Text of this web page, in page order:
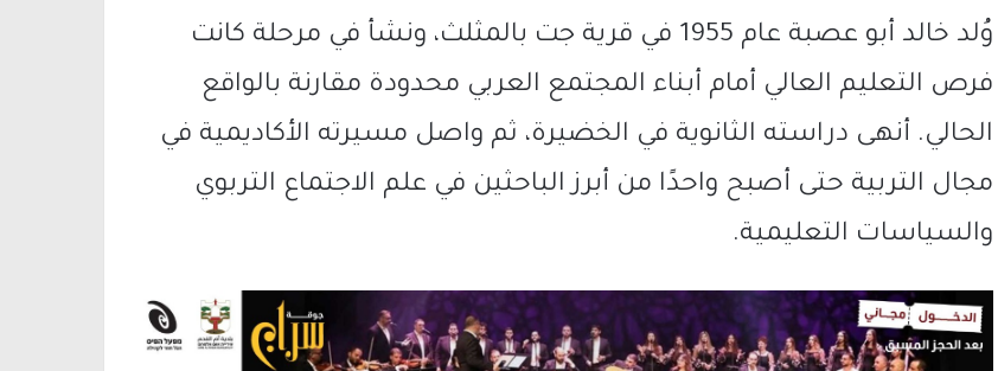
وُلد خالد أبو عصبة عام 1955 في قرية جت بالمثلث، ونشأ في مرحلة كانت
فرص التعليم العالي أمام أبناء المجتمع العربي محدودة مقارنة بالواقع
الحالي. أنهى دراسته الثانوية في الخضيرة، ثم واصل مسيرته الأكاديمية في
مجال التربية حتى أصبح واحدًا من أبرز الباحثين في علم الاجتماع التربوي
والسياسات التعليمية.